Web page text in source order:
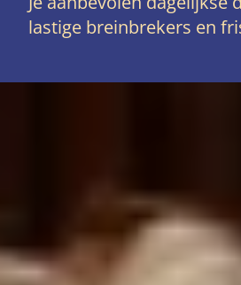
lastige breinbrekers en